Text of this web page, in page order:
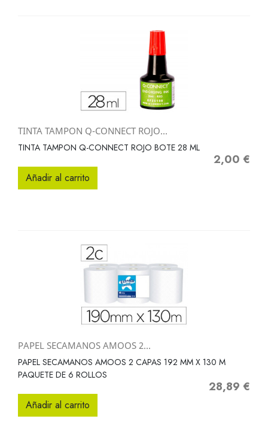
TINTA TAMPON Q-CONNECT ROJO...
TINTA TAMPON Q-CONNECT ROJO BOTE 28 ML
Precio
2,00 €
Añadir al carrito
PAPEL SECAMANOS AMOOS 2...
PAPEL SECAMANOS AMOOS 2 CAPAS 192 MM X 130 M
PAQUETE DE 6 ROLLOS
Precio
28,89 €
Añadir al carrito